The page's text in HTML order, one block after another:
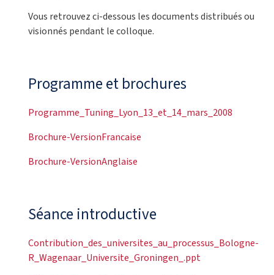
Vous retrouvez ci-dessous les documents distribués ou
visionnés pendant le colloque.
Programme et brochures
Programme_Tuning_Lyon_13_et_14_mars_2008
Brochure-VersionFrancaise
Brochure-VersionAnglaise
Séance introductive
Contribution_des_universites_au_processus_Bologne-
R_Wagenaar_Universite_Groningen_.ppt